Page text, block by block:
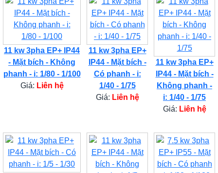
11 kw 3pha EP+ IP44
- Mặt bích - Không
phanh - i: 1/80 - 1/100
Giá: Liên hệ
11 kw 3pha EP+
IP44 - Mặt bích -
Có phanh - i:
1/40 - 1/75
Giá: Liên hệ
11 kw 3pha EP+
IP44 - Mặt bích -
Không phanh -
i: 1/40 - 1/75
Giá: Liên hệ